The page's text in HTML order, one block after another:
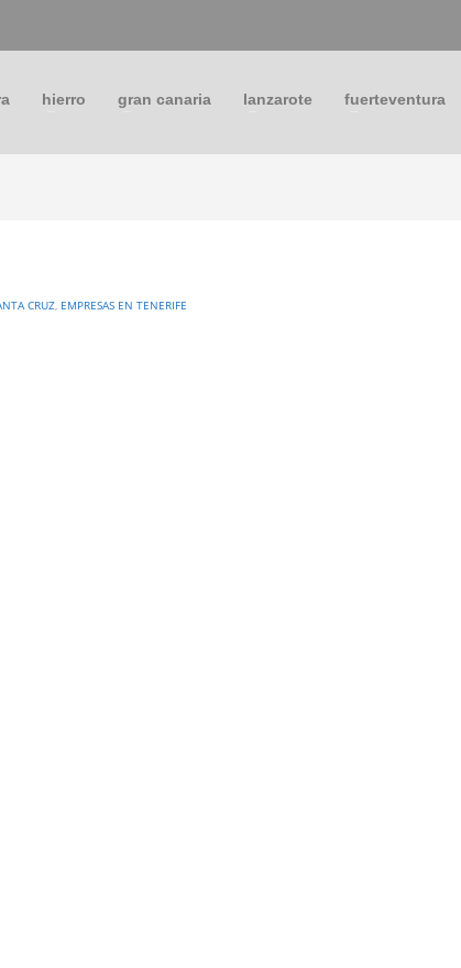
hierro gran canaria lanzarote fuerteventura
CRUZ, EMPRESAS EN TENERIFE